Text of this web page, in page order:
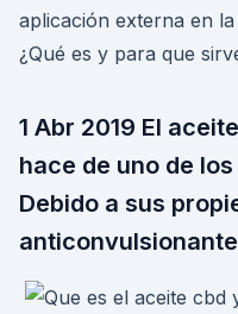
aplicación externa en
¿Qué es y para que
1 Abr 2019 El
hace de uno de
Debido a sus